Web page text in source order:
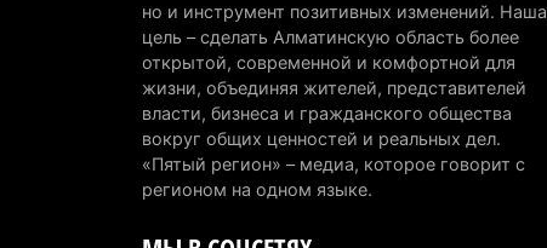
но и инструмент позитивных изменений. Наша
цель – сделать Алматинскую область более
открытой, современной и комфортной для
жизни, объединяя жителей, представителей
власти, бизнеса и гражданского общества
вокруг общих ценностей и реальных дел.
«Пятый регион» – медиа, которое говорит с
регионом на одном языке.